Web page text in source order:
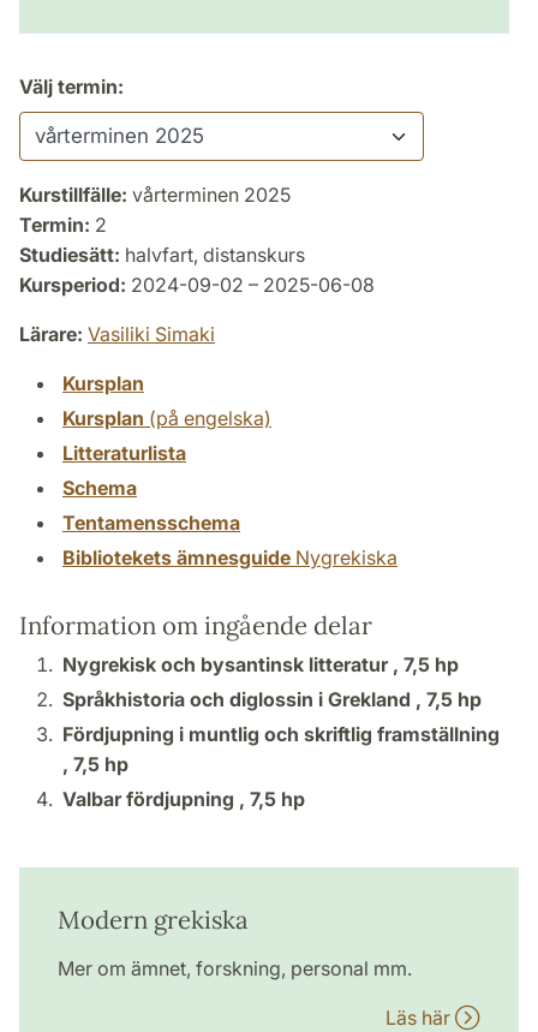
Välj termin:
Kurstillfälle: vårterminen 2025
Termin: 2
Studiesätt: halvfart, distanskurs
Kursperiod: 2024-09-02 – 2025-06-08
Lärare: Vasiliki Simaki
Kursplan
Kursplan (på engelska)
Litteraturlista
Schema
Tentamensschema
Bibliotekets ämnesguide Nygrekiska
Information om ingående delar
Nygrekisk och bysantinsk litteratur , 7,5 hp
Språkhistoria och diglossin i Grekland , 7,5 hp
Fördjupning i muntlig och skriftlig framställning
, 7,5 hp
Valbar fördjupning , 7,5 hp
Modern grekiska
Mer om ämnet, forskning, personal mm.
Läs här